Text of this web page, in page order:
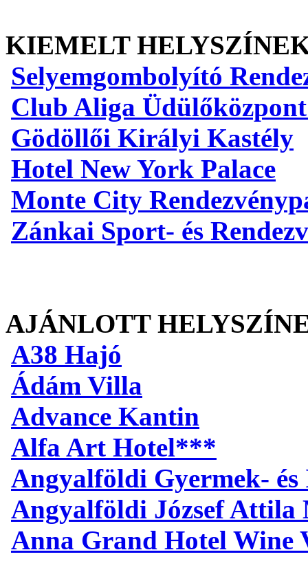
KIEMELT
Selyemgombolyító
Club Aliga Üdülőközpont
Gödöllői Királyi Kastély
Hotel New York Palace
Monte City
Zánkai Sport- és
AJÁNLOTT
A38 Hajó
Ádám Villa
Advance Kantin
Alfa Art Hotel***
Angyalföldi Gyermek-
Angyalföldi József Attila
Anna Grand Hotel Wine